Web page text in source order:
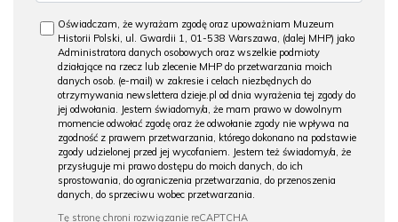
Oświadczam, że wyrażam zgodę oraz upoważniam Muzeum
Historii Polski, ul. Gwardii 1, 01-538 Warszawa, (dalej MHP) jako
Administratora danych osobowych oraz wszelkie podmioty
działające na rzecz lub zlecenie MHP do przetwarzania moich
danych osob. (e-mail) w zakresie i celach niezbędnych do
otrzymywania newslettera dzieje.pl od dnia wyrażenia tej zgody do
jej odwołania. Jestem świadomy/a, że mam prawo w dowolnym
momencie odwołać zgodę oraz że odwołanie zgody nie wpływa na
zgodność z prawem przetwarzania, którego dokonano na podstawie
zgody udzielonej przed jej wycofaniem. Jestem też świadomy/a, że
przysługuje mi prawo dostępu do moich danych, do ich
sprostowania, do ograniczenia przetwarzania, do przenoszenia
danych, do sprzeciwu wobec przetwarzania.